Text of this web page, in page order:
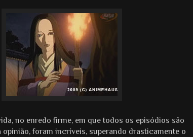
no enredo firme, em que todos os episódios são
foram incríveis, superando drasticamente o